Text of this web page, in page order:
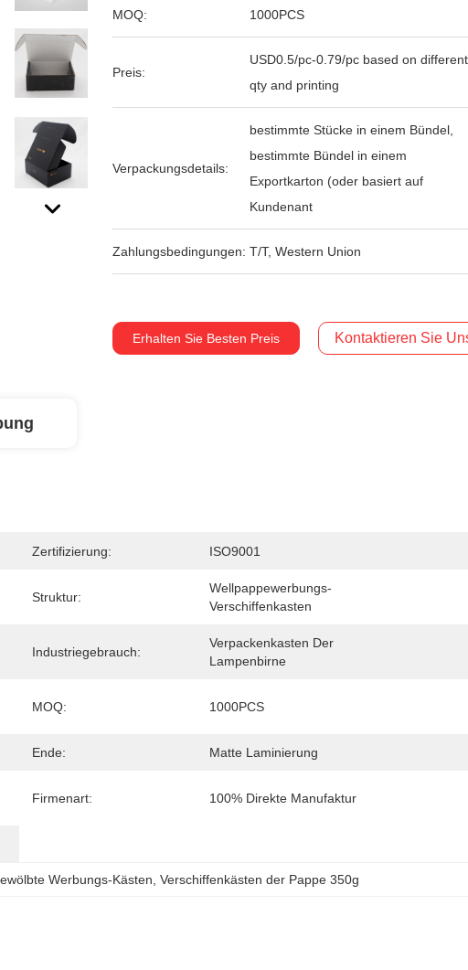
MOQ: 1000PCS
Preis:
USD0.5/pc-0.79/pc based on different
qty and printing
Verpackungsdetails:
bestimmte Stücke in einem Bündel,
bestimmte Bündel in einem
Exportkarton (oder basiert auf
Kundenant
Zahlungsbedingungen: T/T, Western Union
Erhalten Sie Besten Preis Kontaktieren Sie
Zertifizierung: ISO9001
Struktur:
Wellpappewerbungs-
Verschiffenkasten
Industriegebrauch:
Verpackenkasten Der
Lampenbirne
MOQ: 1000PCS
Ende: Matte Laminierung
Firmenart: 100% Direkte Manufaktur
Werbungs-Kästen , Verschiffenkästen der Pappe 350g